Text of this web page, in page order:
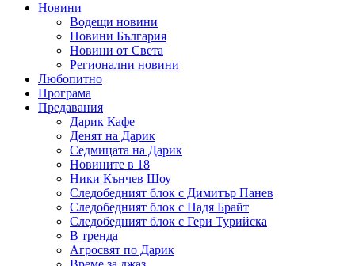
Новини
Водещи новини
Новини България
Новини от Света
Регионални новини
Любопитно
Програма
Предавания
Дарик Кафе
Денят на Дарик
Седмицата на Дарик
Новините в 18
Ники Кънчев Шоу
Следобедният блок с Димитър Панев
Следобедният блок с Надя Брайт
Следобедният блок с Гери Турийска
В тренда
Агросвят по Дарик